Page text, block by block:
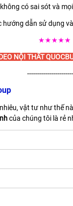
có sai sót và
hướng dẫn sử dụng
★★★★★
NỘI THẤT
vật tư như thế
của chúng tôi là rẻ